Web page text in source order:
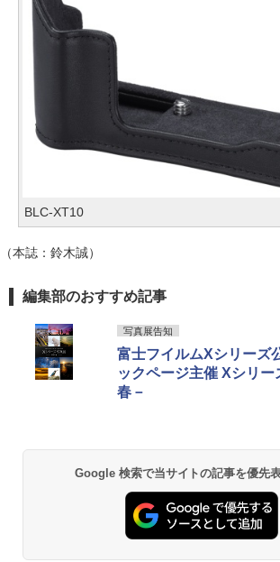
BLC-XT10
（本誌：鈴木誠）
編集部のおすすめ記事
写真展告知
富士フイルムXシリーズ
ックページ主催 Xシリ
春－
Google 検索で当サイトの記事を優先